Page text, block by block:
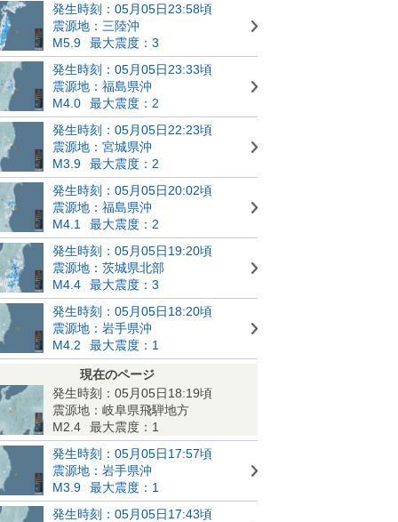
発生時刻：05月05日23:58頃
震源地：三陸沖
M5.9
最大震度：3
発生時刻：05月05日23:33頃
震源地：福島県沖
M4.0
最大震度：2
発生時刻：05月05日22:23頃
震源地：宮城県沖
M3.9
最大震度：2
発生時刻：05月05日20:02頃
震源地：福島県沖
M4.1
最大震度：2
発生時刻：05月05日19:20頃
震源地：茨城県北部
M4.4
最大震度：3
発生時刻：05月05日18:20頃
震源地：岩手県沖
M4.2
最大震度：1
現在のページ
発生時刻：05月05日18:19頃
震源地：岐阜県飛騨地方
M2.4
最大震度：1
発生時刻：05月05日17:57頃
震源地：岩手県沖
M3.9
最大震度：1
発生時刻：05月05日17:43頃